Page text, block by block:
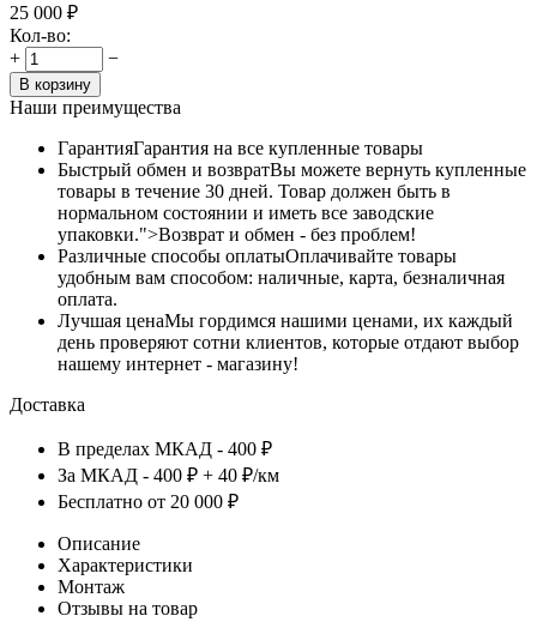
25 000 ₽
Кол-во:
+
−
В корзину
Наши преимущества
ГарантияГарантия на все купленные товары
Быстрый обмен и возвратВы можете вернуть купленные
товары в течение 30 дней. Товар должен быть в
нормальном состоянии и иметь все заводские
упаковки.">Возврат и обмен - без проблем!
Различные способы оплатыОплачивайте товары
удобным вам способом: наличные, карта, безналичная
оплата.
Лучшая ценаМы гордимся нашими ценами, их каждый
день проверяют сотни клиентов, которые отдают выбор
нашему интернет - магазину!
Доставка
В пределах МКАД - 400 ₽
За МКАД - 400 ₽ + 40 ₽/км
Бесплатно от 20 000 ₽
Описание
Характеристики
Монтаж
Отзывы на товар